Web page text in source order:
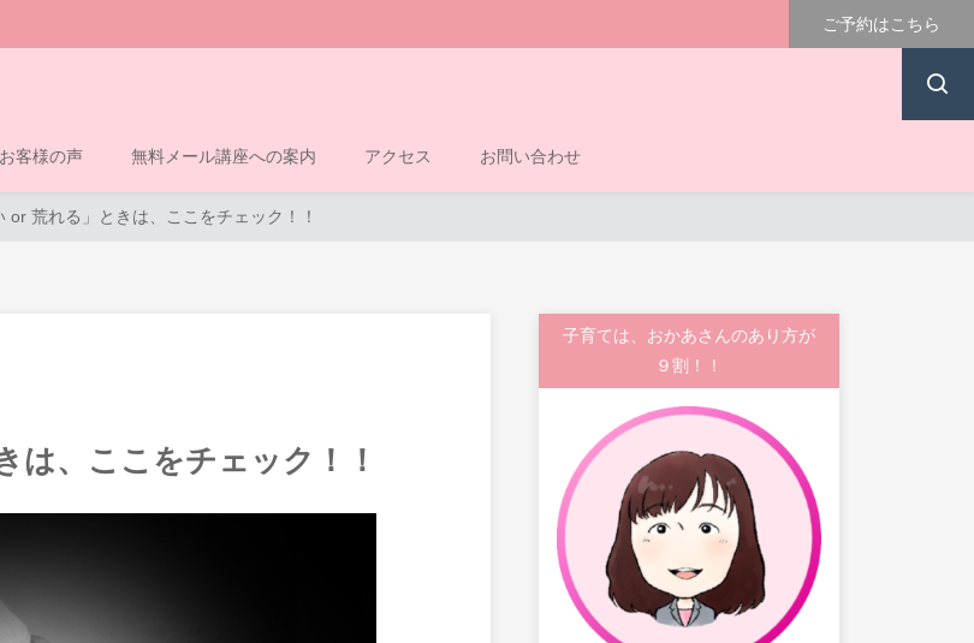
ご予約はこちら
お客様の声 無料メール講座への案内 アクセス お問い合わせ
or 荒れる」ときは、ここをチェック！！
は、ここをチェック！！
子育ては、おかあさんのあり方が
９割！！